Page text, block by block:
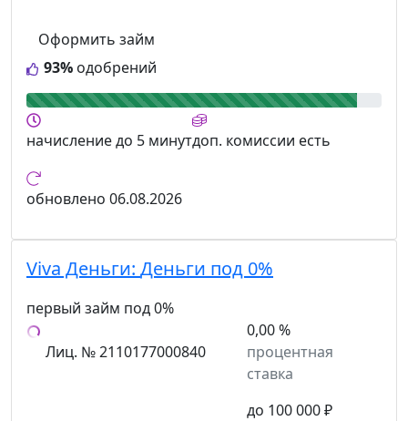
93% одобрений
Оформить займ
начислениедо 5 минутдоп. комиссии есть
обновлено 06.08.2026
Viva Деньги: Деньги под 0%
первый займ под 0%
Лиц. № 2110177000840
0,00 %
процентная
ставка
до 100 000 ₽